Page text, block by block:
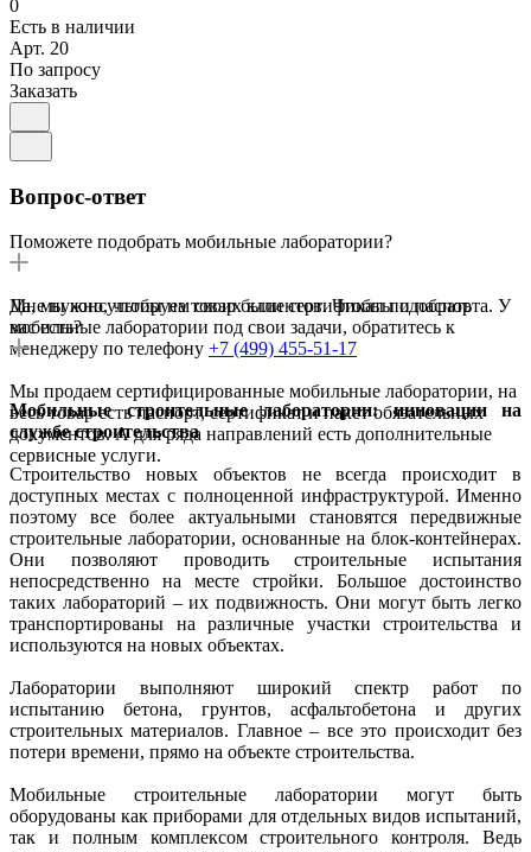
0
Есть в наличии
Арт. 20
По запросу
Заказать
Вопрос-ответ
Поможете подобрать мобильные лаборатории?
Да, мы консультируем своих клиентов. Чтобы подобрать
мобильные лаборатории под свои задачи, обратитесь к
менеджеру по телефону +7 (499) 455-51-17
Мне нужно, чтобы на товар были сертификаты и паспорта. У
вас есть?
Мы продаем сертифицированные мобильные лаборатории, на
весь товар есть паспорт, сертификат и пакет обязательных
документов. А для ряда направлений есть дополнительные
сервисные услуги.
Мобильные строительные лаборатории: инновации на
службе строительства
Строительство новых объектов не всегда происходит в
доступных местах с полноценной инфраструктурой. Именно
поэтому все более актуальными становятся передвижные
строительные лаборатории, основанные на блок-контейнерах.
Они позволяют проводить строительные испытания
непосредственно на месте стройки. Большое достоинство
таких лабораторий – их подвижность. Они могут быть легко
транспортированы на различные участки строительства и
используются на новых объектах.
Лаборатории выполняют широкий спектр работ по
испытанию бетона, грунтов, асфальтобетона и других
строительных материалов. Главное – все это происходит без
потери времени, прямо на объекте строительства.
Мобильные строительные лаборатории могут быть
оборудованы как приборами для отдельных видов испытаний,
так и полным комплексом строительного контроля. Ведь